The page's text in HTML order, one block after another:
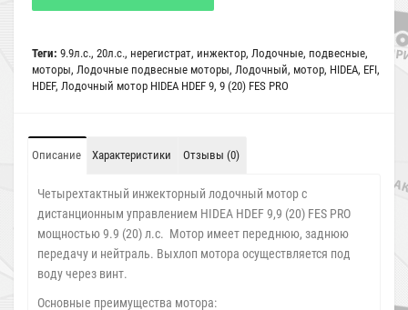
Теги: 9.9л.с., 20л.с., нерегистрат, инжектор, Лодочные, подвесные,
моторы, Лодочные подвесные моторы, Лодочный, мотор, HIDEA, EFI,
HDEF, Лодочный мотор HIDEA HDEF 9, 9 (20) FES PRO
Описание Характеристики Отзывы (0)
Четырехтактный инжекторный лодочный мотор с
дистанционным управлением HIDEA HDEF 9,9 (20) FES PRO
мощностью 9.9 (20) л.с. Мотор имеет переднюю, заднюю
передачу и нейтраль. Выхлоп мотора осуществляется под
воду через винт.
Основные преимущества мотора: